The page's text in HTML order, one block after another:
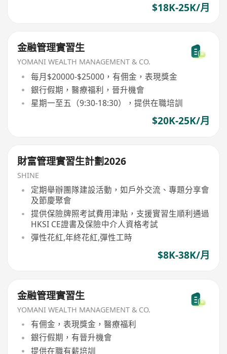
$18K-25K/月
金融管理實習生
YOMANI WEALTH MANAGEMENT & CO.
每月$20000-$25000，有佣金，表現獎金
銀行假期，醫療福利，晉升機會
星期一至五（9:30-18:30），提供在職培訓
$20K-25K/月
財富管理實習生計劃2026
SHINE
定期舉辦團隊建設活動，如戶外交流、專題分享會
及節慶聚會
提供保險牌照考試費用津貼，支援實習生順利通過
HKSI CE證書及保險中介人資格考試
彈性花紅,年終花紅,彈性工時
$8K-38K/月
金融管理實習生
YOMANI WEALTH MANAGEMENT & CO.
有佣金，表現獎金，醫療福利
銀行假期，有晉升機會
提供在職有薪培訓